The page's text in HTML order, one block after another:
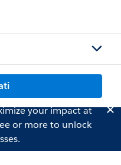
your impact at
or more to unlock